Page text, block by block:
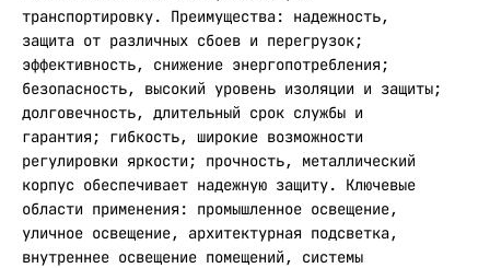
транспортировку. Преимущества: надежность,
защита от различных сбоев и перегрузок;
эффективность, снижение энергопотребления;
безопасность, высокий уровень изоляции и защиты;
долговечность, длительный срок службы и
гарантия; гибкость, широкие возможности
регулировки яркости; прочность, металлический
корпус обеспечивает надежную защиту. Ключевые
области применения: промышленное освещение,
уличное освещение, архитектурная подсветка,
внутреннее освещение помещений, системы